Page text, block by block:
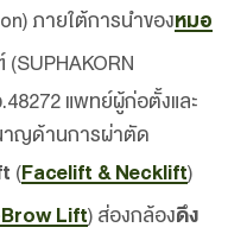
ภายใต้การนำของหมอ
แพทย์ผู้ก่อตั้งและ
าญด้านการผ่าตัด
(Facelift & Necklift)
Lift) ส่องกล้องดึง